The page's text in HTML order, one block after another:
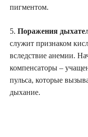
пигментом.
5. Поражения
служит признаком
вследствие анемии.
компенсаторы –
пульса, которые
дыхание.